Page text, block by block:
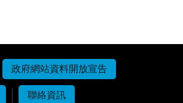
市南港區南港路1段360號4樓(交通指南)